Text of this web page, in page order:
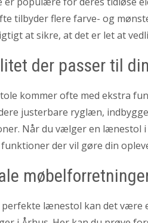
tilbyder flere farve- og
at sikre, at det er let at
der passer til
kommer ofte med ekstra
justerbare ryglæn,
Når du vælger en lænestol
der vil gøre din
perfekte lænestol kan det være